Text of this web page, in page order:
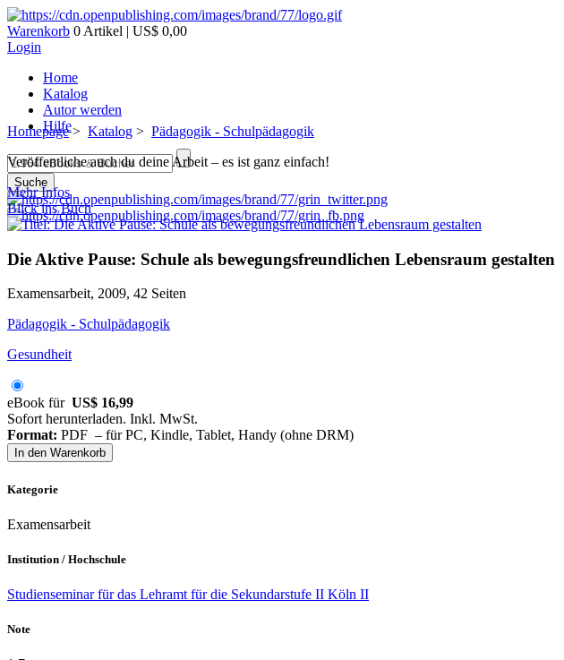
Warenkorb 0 Artikel | US$ 0,00
Login
Home
Katalog
Autor werden
Hilfe
Suche
Homepage> Katalog > Pädagogik - Schulpädagogik
Veröffentliche auch du deine Arbeit – es ist ganz einfach!
Mehr Infos
Blick ins Buch
Die Aktive Pause: Schule als bewegungsfreundlichen Lebensraum gestalten
Examensarbeit, 2009, 42 Seiten
Pädagogik - Schulpädagogik
Gesundheit
eBook für US$ 16,99
Sofort herunterladen. Inkl. MwSt.
Format: PDF – für PC, Kindle, Tablet, Handy (ohne DRM)
In den Warenkorb
Kategorie
Examensarbeit
Institution / Hochschule
Studienseminar für das Lehramt für die Sekundarstufe II Köln II
Note